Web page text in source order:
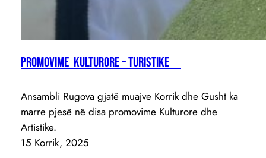
PROMOVIME KULTURORE – TURISTIKE
Ansambli Rugova gjatë muajve Korrik dhe Gusht ka
marre pjesë në disa promovime Kulturore dhe
Artistike.
15 Korrik, 2025